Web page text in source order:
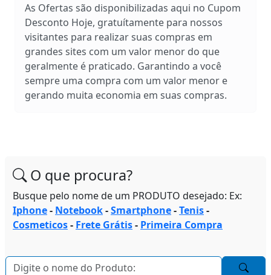
As Ofertas são disponibilizadas aqui no Cupom
Desconto Hoje, gratuítamente para nossos
visitantes para realizar suas compras em
grandes sites com um valor menor do que
geralmente é praticado. Garantindo a você
sempre uma compra com um valor menor e
gerando muita economia em suas compras.
O que procura?
Busque pelo nome de um PRODUTO desejado: Ex:
Iphone- Notebook-Smartphone-Tenis-
Cosmeticos- Frete Grátis- Primeira Compra